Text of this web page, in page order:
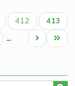
de
Paĝo
412
Aktuala
paĝo
413
…
Last
page
Next
page